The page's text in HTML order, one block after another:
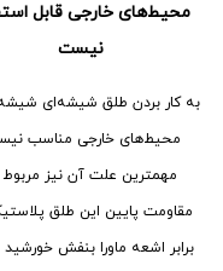
محیط‌های خارجی قابل
نیست
به کار بردن طلق شیشه‌ای
محیط‌های خارجی مناسب
مهمترین علت آن نیز مربوط
مقاومت پایین این طلق
برابر اشعه ماورا بنفش